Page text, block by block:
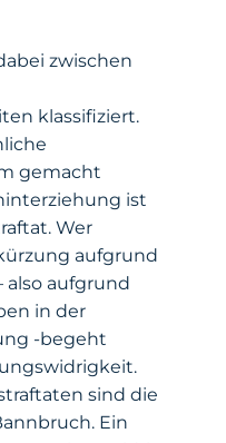
zwischen
klassifiziert.
gemacht
ist
Wer
aufgrund
also aufgrund
in der
-begeht
sind die
Ein